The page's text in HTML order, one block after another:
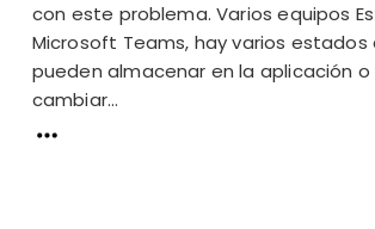
con este problema. Varios equipos
Microsoft Teams, hay varios estados
pueden almacenar en la aplicación
cambiar...